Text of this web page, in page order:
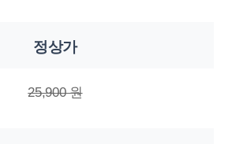
정상가
25,900 원